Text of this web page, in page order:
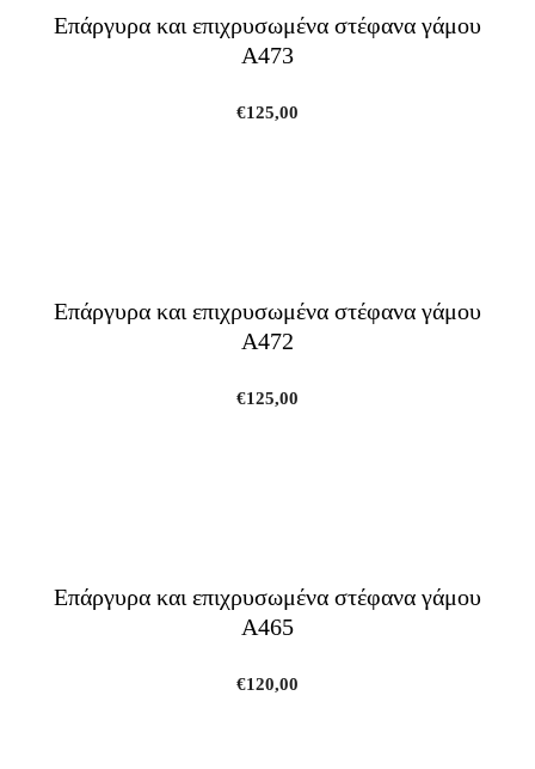
Επάργυρα και επιχρυσωμένα στέφανα γάμου
A473
€125,00
Επάργυρα και επιχρυσωμένα στέφανα γάμου
A472
€125,00
Επάργυρα και επιχρυσωμένα στέφανα γάμου
A465
€120,00